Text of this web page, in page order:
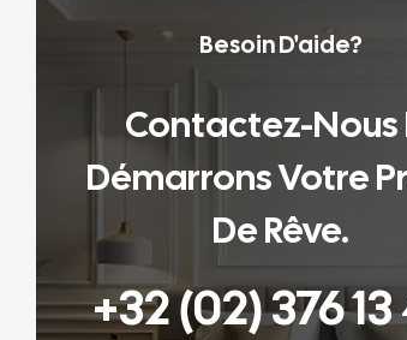
Besoin D'aide?
Contactez-Nous
Démarrons Votre
De Rêve.
+32 (02) 376